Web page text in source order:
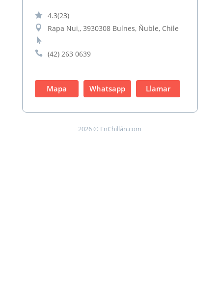
 4.3(23)
 Rapa Nui,, 3930308 Bulnes, Ñuble, Chile


(42) 263 0639
Mapa Whatsapp Llamar
2026 © EnChillán.com